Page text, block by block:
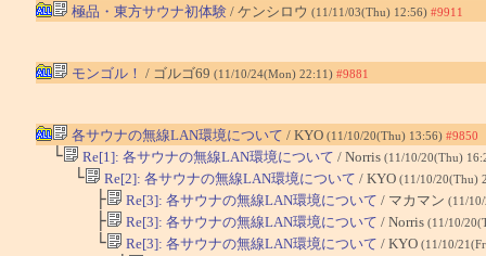
極品・東方サウナ初体験/ ケンシロウ (11/11/03(Thu) 12:56) #9911
モンゴル！ / ゴルゴ69 (11/10/24(Mon) 22:11) #9881
各サウナの無線LAN環境について / KYO (11/10/20(Thu) 13:56) #9850
└ Re[1]: 各サウナの無線LAN環境について / Norris (11/10/20(Thu)
└ Re[2]: 各サウナの無線LAN環境について / KYO (11/10/20(Thu)
├ Re[3]: 各サウナの無線LAN環境について / マカマン (11/
├ Re[3]: 各サウナの無線LAN環境について / Norris (11/10/
└ Re[3]: 各サウナの無線LAN環境について / KYO (11/10/